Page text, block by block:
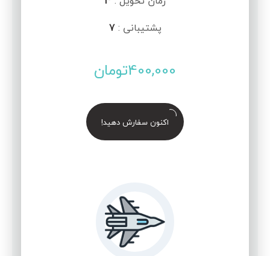
پشتیبانی :7
400,000تومان
اکنون سفارش دهید!